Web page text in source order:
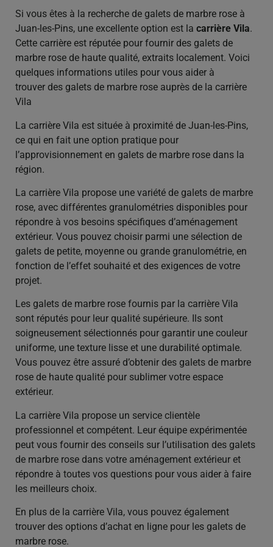
Si vous êtes à la recherche de galets de marbre rose à
Juan-les-Pins, une excellente option est la carrière Vila.
Cette carrière est réputée pour fournir des galets de
marbre rose de haute qualité, extraits localement. Voici
quelques informations utiles pour vous aider à
trouver des galets de marbre rose auprès de la carrière
Vila
La carrière Vila est située à proximité de Juan-les-Pins,
ce qui en fait une option pratique pour
l’approvisionnement en galets de marbre rose dans la
région.
La carrière Vila propose une variété de galets de marbre
rose, avec différentes granulométries disponibles pour
répondre à vos besoins spécifiques d’aménagement
extérieur. Vous pouvez choisir parmi une sélection de
galets de petite, moyenne ou grande granulométrie, en
fonction de l’effet souhaité et des exigences de votre
projet.
Les galets de marbre rose fournis par la carrière Vila
sont réputés pour leur qualité supérieure. Ils sont
soigneusement sélectionnés pour garantir une couleur
uniforme, une texture lisse et une durabilité optimale.
Vous pouvez être assuré d’obtenir des galets de marbre
rose de haute qualité pour sublimer votre espace
extérieur.
La carrière Vila propose un service clientèle
professionnel et compétent. Leur équipe expérimentée
peut vous fournir des conseils sur l’utilisation des galets
de marbre rose dans votre aménagement extérieur et
répondre à toutes vos questions pour vous aider à faire
les meilleurs choix.
En plus de la carrière Vila, vous pouvez également
trouver des options d’achat en ligne pour les galets de
marbre rose.